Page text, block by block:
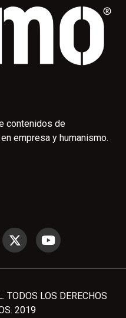
contenidos de
empresa y humanismo.
TODOS LOS DERECHOS
2019